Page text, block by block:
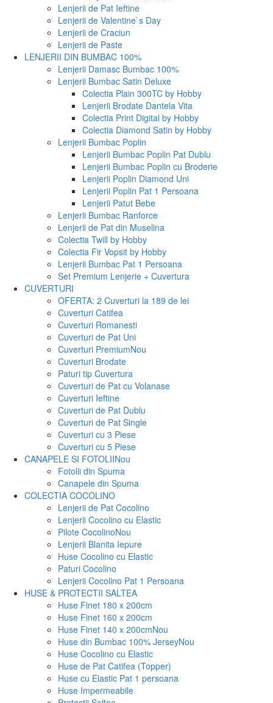
Lenjerii de Pat Ieftine
Lenjerii de Valentine`s Day
Lenjerii de Craciun
Lenjerii de Paste
LENJERII DIN BUMBAC 100%
Lenjerii Damasc Bumbac 100%
Lenjerii Bumbac Satin Deluxe
Colectia Plain 300TC by Hobby
Lenjerii Brodate Dantela Vita
Colectia Print Digital by Hobby
Colectia Diamond Satin by Hobby
Lenjerii Bumbac Poplin
Lenjerii Bumbac Poplin Pat Dublu
Lenjerii Bumbac Poplin cu Broderie
Lenjerii Poplin Diamond Uni
Lenjerii Poplin Pat 1 Persoana
Lenjerii Patut Bebe
Lenjerii Bumbac Ranforce
Lenjerii de Pat din Muselina
Colectia Twill by Hobby
Colectia Fir Vopsit by Hobby
Lenjerii Bumbac Pat 1 Persoana
Set Premium Lenjerie + Cuvertura
CUVERTURI
OFERTA: 2 Cuverturi la 189 de lei
Cuverturi Catifea
Cuverturi Romanesti
Cuverturi de Pat Uni
Cuverturi PremiumNou
Cuverturi Brodate
Paturi tip Cuvertura
Cuverturi de Pat cu Volanase
Cuverturi Ieftine
Cuverturi de Pat Dublu
Cuverturi de Pat Single
Cuverturi cu 3 Piese
Cuverturi cu 5 Piese
CANAPELE SI FOTOLIINou
Fotolii din Spuma
Canapele din Spuma
COLECTIA COCOLINO
Lenjerii de Pat Cocolino
Lenjerii Cocolino cu Elastic
Pilote CocolinoNou
Lenjerii Blanita Iepure
Huse Cocolino cu Elastic
Paturi Cocolino
Lenjerii Cocolino Pat 1 Persoana
HUSE & PROTECTII SALTEA
Huse Finet 180 x 200cm
Huse Finet 160 x 200cm
Huse Finet 140 x 200cmNou
Huse din Bumbac 100% JerseyNou
Huse Cocolino cu Elastic
Huse de Pat Catifea (Topper)
Huse cu Elastic Pat 1 persoana
Huse Impermeabile